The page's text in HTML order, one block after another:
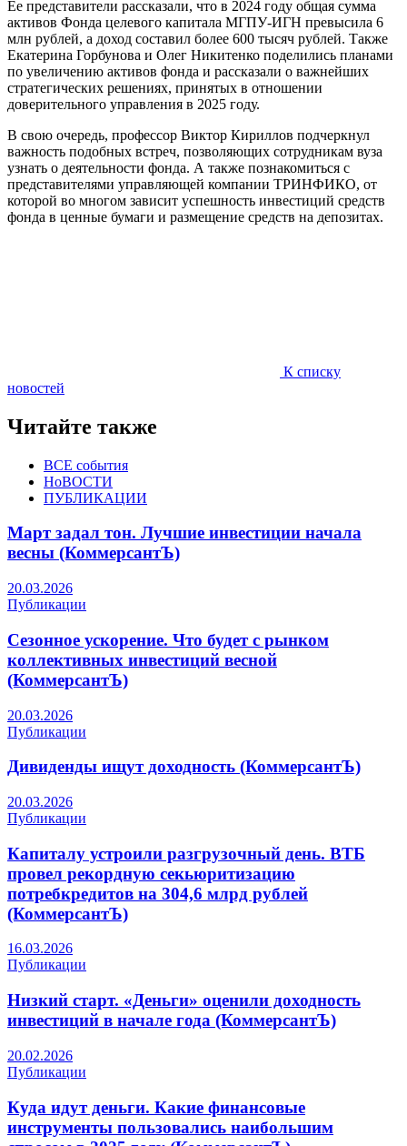
Ее представители рассказали, что в 2024 году общая сумма
активов Фонда целевого капитала МГПУ-ИГН превысила 6
млн рублей, а доход составил более 600 тысяч рублей. Также
Екатерина Горбунова и Олег Никитенко поделились планами
по увеличению активов фонда и рассказали о важнейших
стратегических решениях, принятых в отношении
доверительного управления в 2025 году.
В свою очередь, профессор Виктор Кириллов подчеркнул
важность подобных встреч, позволяющих сотрудникам вуза
узнать о деятельности фонда. А также познакомиться с
представителями управляющей компании ТРИНФИКО, от
которой во многом зависит успешность инвестиций средств
фонда в ценные бумаги и размещение средств на депозитах.
К списку
новостей
Читайте также
ВСЕ события
НоВОСТИ
ПУБЛИКАЦИИ
Март задал тон. Лучшие инвестиции начала
весны (КоммерсантЪ)
20.03.2026
Публикации
Сезонное ускорение. Что будет с рынком
коллективных инвестиций весной
(КоммерсантЪ)
20.03.2026
Публикации
Дивиденды ищут доходность (КоммерсантЪ)
20.03.2026
Публикации
Капиталу устроили разгрузочный день. ВТБ
провел рекордную секьюритизацию
потребкредитов на 304,6 млрд рублей
(КоммерсантЪ)
16.03.2026
Публикации
Низкий старт. «Деньги» оценили доходность
инвестиций в начале года (КоммерсантЪ)
20.02.2026
Публикации
Куда идут деньги. Какие финансовые
инструменты пользовались наибольшим